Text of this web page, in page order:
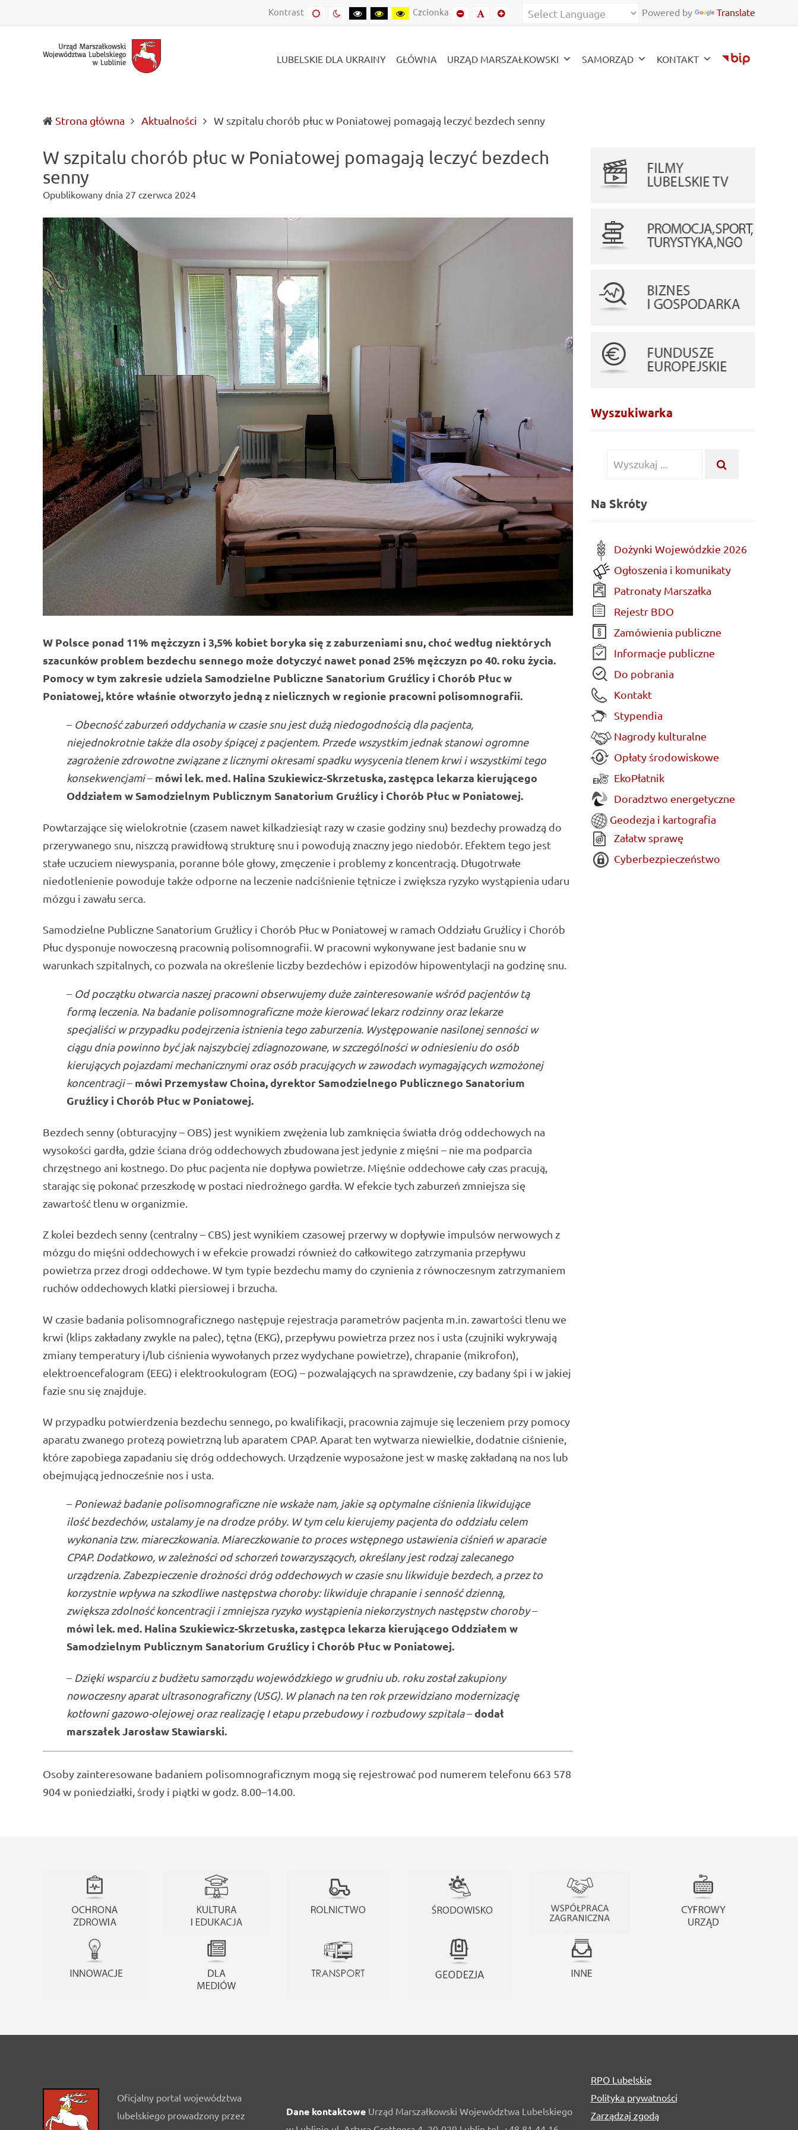
Województwa
Lubelskiego
wojewódzkich
Lubelszczyźnie
Powered by Translate
Kontrast Domyślny
kontrast
Kontrast
nocny
Kontrast
czarny-
Kontrast
czarny-
Kontrast
żółto-
Czcionka Mniejszy
font
Domyślny
font
Mniejszy
LUBELSKIE DLA UKRAINY GŁÓWNA URZĄD MARSZAŁKOWSKI SAMORZĄD KONTAKT
Strona główna Aktualności W szpitalu chorób płuc w Poniatowej pomagają leczyć bezdech senny(current)
W szpitalu chorób płuc w Poniatowej pomagają leczyć bezdech
senny
Opublikowany dnia 27 czerwca 2024
W Polsce ponad 11% mężczyzn i 3,5% kobiet boryka się z zaburzeniami snu, choć według niektórych
szacunków problem bezdechu sennego może dotyczyć nawet ponad 25% mężczyzn po 40. roku życia.
Pomocy w tym zakresie udziela Samodzielne Publiczne Sanatorium Gruźlicy i Chorób Płuc w
Poniatowej, które właśnie otworzyło jedną z nielicznych w regionie pracowni polisomnografii.
– Obecność zaburzeń oddychania w czasie snu jest dużą niedogodnością dla pacjenta,
niejednokrotnie także dla osoby śpiącej z pacjentem. Przede wszystkim jednak stanowi ogromne
zagrożenie zdrowotne związane z licznymi okresami spadku wysycenia tlenem krwi i wszystkimi tego
konsekwencjami– mówi lek. med. Halina Szukiewicz-Skrzetuska, zastępca lekarza kierującego
Oddziałem w Samodzielnym Publicznym Sanatorium Gruźlicy i Chorób Płuc w Poniatowej.
Powtarzające się wielokrotnie (czasem nawet kilkadziesiąt razy w czasie godziny snu) bezdechy prowadzą do
przerywanego snu, niszczą prawidłową strukturę snu i powodują znaczny jego niedobór. Efektem tego jest
stałe uczuciem niewyspania, poranne bóle głowy, zmęczenie i problemy z koncentracją. Długotrwałe
niedotlenienie powoduje także odporne na leczenie nadciśnienie tętnicze i zwiększa ryzyko wystąpienia udaru
mózgu i zawału serca.
Samodzielne Publiczne Sanatorium Gruźlicy i Chorób Płuc w Poniatowej w ramach Oddziału Gruźlicy i Chorób
Płuc dysponuje nowoczesną pracownią polisomnografii. W pracowni wykonywane jest badanie snu w
warunkach szpitalnych, co pozwala na określenie liczby bezdechów i epizodów hipowentylacji na godzinę snu.
– Od początku otwarcia naszej pracowni obserwujemy duże zainteresowanie wśród pacjentów tą
formą leczenia. Na badanie polisomnograficzne może kierować lekarz rodzinny oraz lekarze
specjaliści w przypadku podejrzenia istnienia tego zaburzenia. Występowanie nasilonej senności w
ciągu dnia powinno być jak najszybciej zdiagnozowane, w szczególności w odniesieniu do osób
kierujących pojazdami mechanicznymi oraz osób pracujących w zawodach wymagających wzmożonej
koncentracji– mówi Przemysław Choina, dyrektor Samodzielnego Publicznego Sanatorium
Gruźlicy i Chorób Płuc w Poniatowej.
Bezdech senny (obturacyjny – OBS) jest wynikiem zwężenia lub zamknięcia światła dróg oddechowych na
wysokości gardła, gdzie ściana dróg oddechowych zbudowana jest jedynie z mięśni – nie ma podparcia
chrzęstnego ani kostnego. Do płuc pacjenta nie dopływa powietrze. Mięśnie oddechowe cały czas pracują,
starając się pokonać przeszkodę w postaci niedrożnego gardła. W efekcie tych zaburzeń zmniejsza się
zawartość tlenu w organizmie.
Z kolei bezdech senny (centralny – CBS) jest wynikiem czasowej przerwy w dopływie impulsów nerwowych z
mózgu do mięśni oddechowych i w efekcie prowadzi również do całkowitego zatrzymania przepływu
powietrza przez drogi oddechowe. W tym typie bezdechu mamy do czynienia z równoczesnym zatrzymaniem
ruchów oddechowych klatki piersiowej i brzucha.
W czasie badania polisomnograficznego następuje rejestracja parametrów pacjenta m.in. zawartości tlenu we
krwi (klips zakładany zwykle na palec), tętna (EKG), przepływu powietrza przez nos i usta (czujniki wykrywają
zmiany temperatury i/lub ciśnienia wywołanych przez wydychane powietrze), chrapanie (mikrofon),
elektroencefalogram (EEG) i elektrookulogram (EOG) – pozwalających na sprawdzenie, czy badany śpi i w jakiej
fazie snu się znajduje.
W przypadku potwierdzenia bezdechu sennego, po kwalifikacji, pracownia zajmuje się leczeniem przy pomocy
aparatu zwanego protezą powietrzną lub aparatem CPAP. Aparat ten wytwarza niewielkie, dodatnie ciśnienie,
które zapobiega zapadaniu się dróg oddechowych. Urządzenie wyposażone jest w maskę zakładaną na nos lub
obejmującą jednocześnie nos i usta.
– Ponieważ badanie polisomnograficzne nie wskaże nam, jakie są optymalne ciśnienia likwidujące
ilość bezdechów, ustalamy je na drodze próby. W tym celu kierujemy pacjenta do oddziału celem
wykonania tzw. miareczkowania. Miareczkowanie to proces wstępnego ustawienia ciśnień w aparacie
CPAP. Dodatkowo, w zależności od schorzeń towarzyszących, określany jest rodzaj zalecanego
urządzenia. Zabezpieczenie drożności dróg oddechowych w czasie snu likwiduje bezdech, a przez to
korzystnie wpływa na szkodliwe następstwa choroby: likwiduje chrapanie i senność dzienną,
zwiększa zdolność koncentracji i zmniejsza ryzyko wystąpienia niekorzystnych następstw choroby–
mówi lek. med. Halina Szukiewicz-Skrzetuska, zastępca lekarza kierującego Oddziałem w
Samodzielnym Publicznym Sanatorium Gruźlicy i Chorób Płuc w Poniatowej.
– Dzięki wsparciu z budżetu samorządu wojewódzkiego w grudniu ub. roku został zakupiony
nowoczesny aparat ultrasonograficzny (USG). W planach na ten rok przewidziano modernizację
kotłowni gazowo-olejowej oraz realizację I etapu przebudowy i rozbudowy szpitala–dodał
marszałek Jarosław Stawiarski.
Osoby zainteresowane badaniem polisomnograficznym mogą się rejestrować pod numerem telefonu 663 578
904 w poniedziałki, środy i piątki w godz. 8.00–14.00.
Wyszukiwarka
Wyszukiwanie
Na Skróty
Dożynki Wojewódzkie 2026
Ogłoszenia i komunikaty
Patronaty Marszałka
Rejestr BDO
Zamówienia publiczne
Informacje publiczne
Do pobrania
Kontakt
Stypendia
Nagrody kulturalne
Opłaty środowiskowe
EkoPłatnik
Doradztwo energetyczne
Geodezja i kartografia
Załatw sprawę
Cyberbezpieczeństwo
Oficjalny portal województwa
lubelskiego prowadzony przez
Dane kontaktowe Urząd Marszałkowski Województwa Lubelskiego
RPO Lubelskie
Polityka prywatności
Zarządzaj zgodą